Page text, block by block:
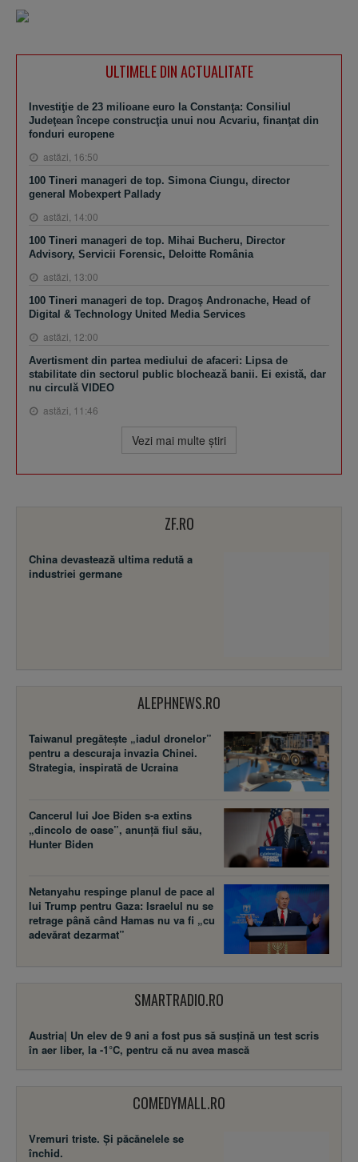
ULTIMELE DIN ACTUALITATE
Investiţie de 23 milioane euro la Constanţa: Consiliul
Judeţean începe construcţia unui nou Acvariu, finanţat din
fonduri europene
astăzi, 16:50
100 Tineri manageri de top. Simona Ciungu, director
general Mobexpert Pallady
astăzi, 14:00
100 Tineri manageri de top. Mihai Bucheru, Director
Advisory, Servicii Forensic, Deloitte România
astăzi, 13:00
100 Tineri manageri de top. Dragoş Andronache, Head of
Digital & Technology United Media Services
astăzi, 12:00
Avertisment din partea mediului de afaceri: Lipsa de
stabilitate din sectorul public blochează banii. Ei există, dar
nu circulă VIDEO
astăzi, 11:46
Vezi mai multe ştiri
ZF.RO
China devastează ultima redută a
industriei germane
ALEPHNEWS.RO
Taiwanul pregătește „iadul dronelor”
pentru a descuraja invazia Chinei.
Strategia, inspirată de Ucraina
Cancerul lui Joe Biden s-a extins
„dincolo de oase”, anunță fiul său,
Hunter Biden
Netanyahu respinge planul de pace al
lui Trump pentru Gaza: Israelul nu se
retrage până când Hamas nu va fi „cu
adevărat dezarmat”
SMARTRADIO.RO
Austria| Un elev de 9 ani a fost pus să susţină un test scris
în aer liber, la -1°C, pentru că nu avea mască
COMEDYMALL.RO
Vremuri triste. Şi păcănelele se
închid.